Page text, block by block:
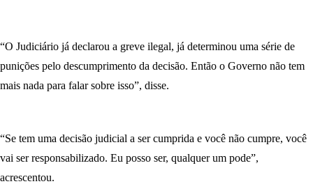
“O Judiciário já declarou a greve ilegal, já determinou uma série de
punições pelo descumprimento da decisão. Então o Governo não tem
mais nada para falar sobre isso”, disse.
“Se tem uma decisão judicial a ser cumprida e você não cumpre, você
vai ser responsabilizado. Eu posso ser, qualquer um pode”,
acrescentou.